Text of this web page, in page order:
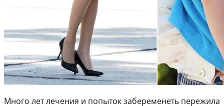
Много лет лечения и попыток забеременеть пережила